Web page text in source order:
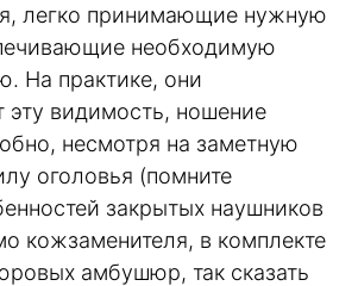
легко принимающие нужную
необходимую
На практике, они
эту видимость, ношение
несмотря на заметную
оголовья (помните
закрытых наушников
кожзаменителя, в комплекте
амбушюр, так сказать